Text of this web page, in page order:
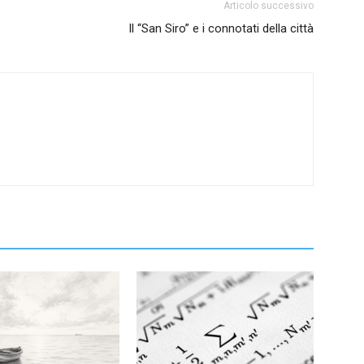
Articolo successivo
Il “San Siro” e i connotati della città